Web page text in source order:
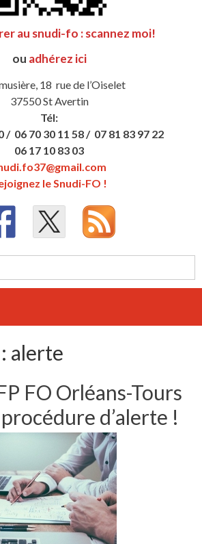
au snudi-fo : scannez moi!
ou adhérez ici
18 rue de l’Oiselet
37550 St Avertin
Tél:
/ 06 70 30 11 58 / 07 81 83 97 22
06 17 10 83 03
le Snudi-FO !
alerte
FO Orléans-Tours
d’alerte !